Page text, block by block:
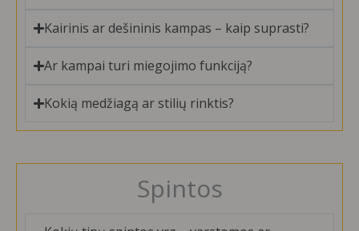
Kairinis ar dešininis kampas – kaip suprasti?
Ar kampai turi miegojimo funkciją?
Kokią medžiagą ar stilių rinktis?
Spintos